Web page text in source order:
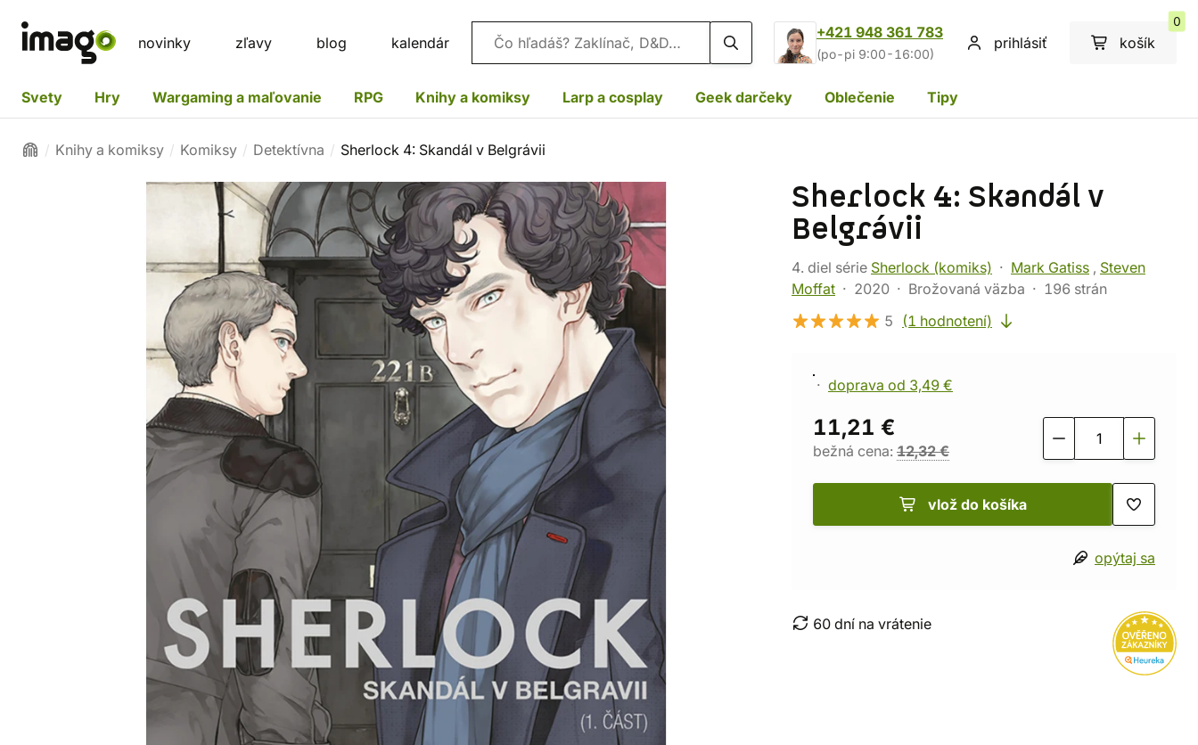
novinky zľavy blog kalendár Vyhľadávanie
+421 948 361 783
(po-pi 9:00-16:00)
prihlásiť košík
0
Svety Hry Wargaming a maľovanie RPG Knihy a komiksy Larp a cosplay Geek darčeky Oblečenie Tipy
Knihy a komiksy Komiksy Detektívna Sherlock 4: Skandál v Belgrávii
Sherlock 4: Skandál v
Belgrávii
4. diel série Sherlock (komiks) Mark Gatiss , Steven
Moffat
2020 Brožovaná väzba
196 strán
5
(1 hodnotení)
doprava od 3,49 €
11,21 €
bežná cena: 12,32 €
vlož do košíka
opýtaj sa
60 dní na vrátenie